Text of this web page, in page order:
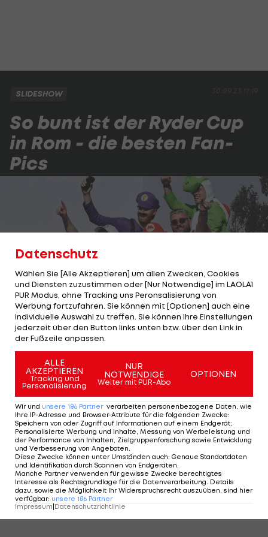
SLIDESHOW
So bunt ist der Ryder Cup
in Rom - die besten Fan-
Pics
4/21
4 VON 21
KOMMENTARE
Datenschutz
Wählen Sie [Alle Akzeptieren] um allen Zwecken, Cookies
und Diensten zuzustimmen oder [Nur Notwendige] im LAOLA1
PUR Modus, ohne Tracking uns Peronsalisierung von
Werbung fortzufahren. Sie können mit [Optionen] auch eine
individuelle Auswahl zu treffen. Sie können Ihre Einstellungen
jederzeit über den Button links unten bzw. über den Link in
der Fußzeile anpassen.
ALLE
AKZEPTIEREN
Tracking und
Personalisierung
NUR
NOTWENDIGE
Weiter mit PUR-Abo
OPTIONEN
Wir und unsere 186 Partner verarbeiten personenbezogene Daten, wie
Ihre IP-Adresse und Browser-Attribute für die folgenden Zwecke:
Speichern von oder Zugriff auf Informationen auf einem Endgerät;
Personalisierte Werbung und Inhalte, Messung von Werbeleistung und
der Performance von Inhalten, Zielgruppenforschung sowie Entwicklung
und Verbesserung von Angeboten.
Diese Zwecke können unter Umständen auch: Genaue Standortdaten
und Identifikation durch Scannen von Endgeräten.
Manche Partner verwenden für gewisse Zwecke berechtigtes
Interesse als Rechtsgrundlage für die Datenverarbeitung. Details
dazu, sowie die Möglichkeit Ihr Widerspruchsrecht auszuüben, sind hier
verfügbar: unsere 186 Partner
Impressum Datenschutzrichtlinie